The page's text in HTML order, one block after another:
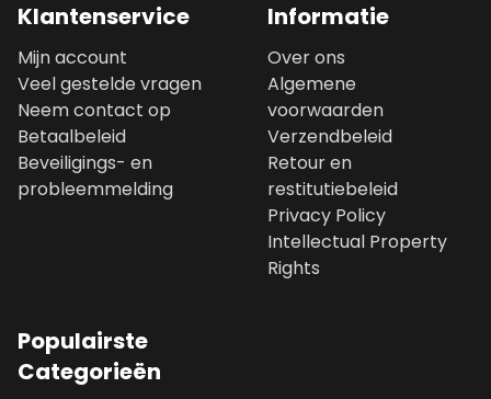
Klantenservice
Mijn account
Veel gestelde vragen
Neem contact op
Betaalbeleid
Beveiligings- en
probleemmelding
Informatie
Over ons
Algemene
voorwaarden
Verzendbeleid
Retour en
restitutiebeleid
Privacy Policy
Intellectual Property
Rights
Populairste
Categorieën